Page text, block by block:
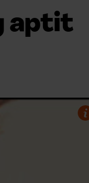
aptit